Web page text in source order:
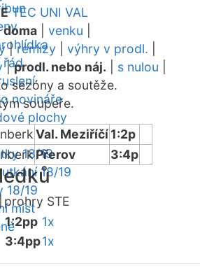
řád
novináře
plochy
18/19
18/19
18/19
míst
TEC UNI VAL
doma venku
|remízy výhry v prodl.
|prodl. nebo náj. s nulou
sezóny a soutěže.
soupeře.
Val. Meziříčí1:2p
Přerov 3:4p
prohry STE
1:2pp 1x
3:4pp1x